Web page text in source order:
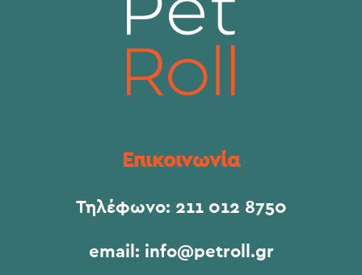
Επικοινωνία
Τηλέφωνο: 211 012 8750
email: info@petroll.gr